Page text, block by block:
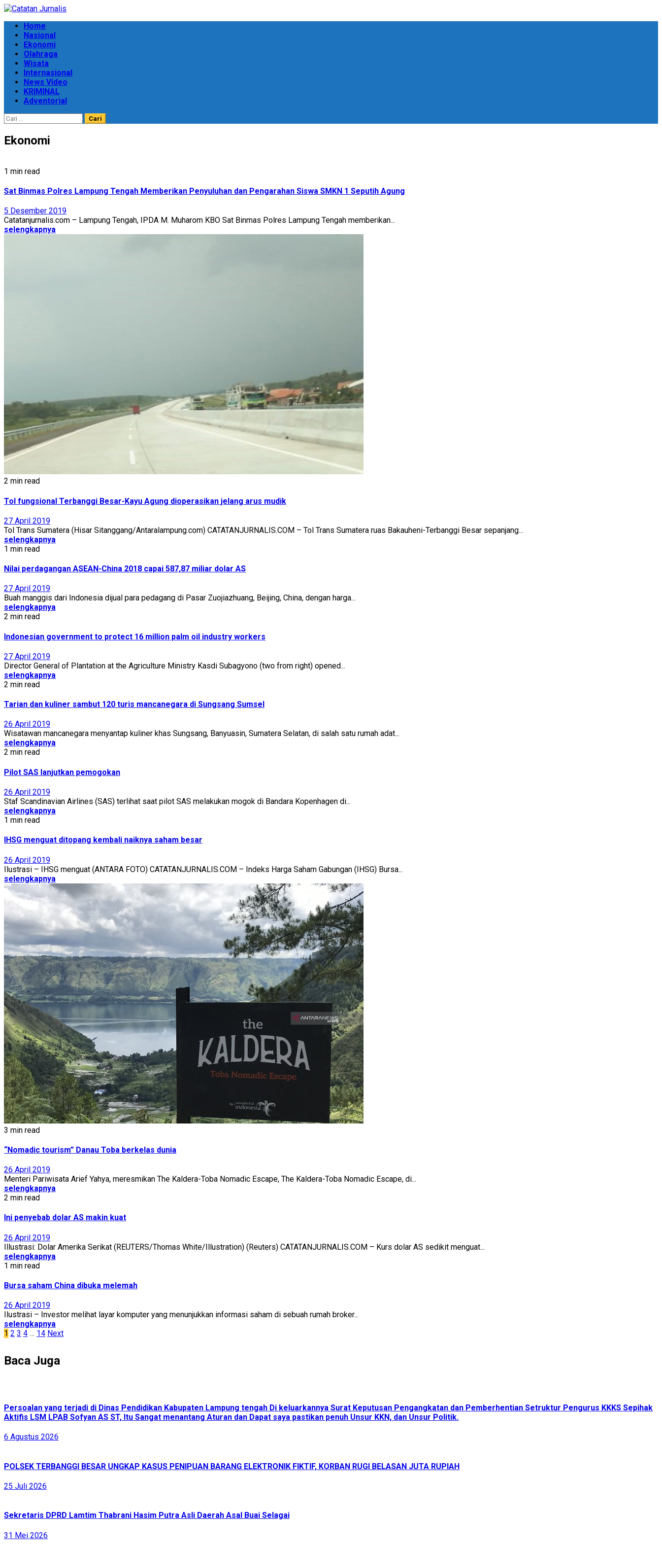
Skip
content
Primary
Menu
Home
Nasional
Ekonomi
Olahraga
Wisata
Internasional
News Video
KRIMINAL
Adventorial
Cari
untuk:
Ekonomi
1 min read
Sat Binmas Polres Lampung Tengah Memberikan Penyuluhan dan Pengarahan Siswa SMKN 1 Seputih Agung
5 Desember 2019
Catatanjurnalis.com – Lampung Tengah, IPDA M. Muharom KBO Sat Binmas Polres Lampung Tengah memberikan...
selengkapnya
2 min read
Tol fungsional Terbanggi Besar-Kayu Agung dioperasikan jelang arus mudik
27 April 2019
Tol Trans Sumatera (Hisar Sitanggang/Antaralampung.com) CATATANJURNALIS.COM – Tol Trans Sumatera ruas Bakauheni-Terbanggi Besar sepanjang...
selengkapnya
1 min read
Nilai perdagangan ASEAN-China 2018 capai 587,87 miliar dolar AS
27 April 2019
Buah manggis dari Indonesia dijual para pedagang di Pasar Zuojiazhuang, Beijing, China, dengan harga...
selengkapnya
2 min read
Indonesian government to protect 16 million palm oil industry workers
27 April 2019
Director General of Plantation at the Agriculture Ministry Kasdi Subagyono (two from right) opened...
selengkapnya
2 min read
Tarian dan kuliner sambut 120 turis mancanegara di Sungsang Sumsel
26 April 2019
Wisatawan mancanegara menyantap kuliner khas Sungsang, Banyuasin, Sumatera Selatan, di salah satu rumah adat...
selengkapnya
2 min read
Pilot SAS lanjutkan pemogokan
26 April 2019
Staf Scandinavian Airlines (SAS) terlihat saat pilot SAS melakukan mogok di Bandara Kopenhagen di...
selengkapnya
1 min read
IHSG menguat ditopang kembali naiknya saham besar
26 April 2019
Ilustrasi – IHSG menguat (ANTARA FOTO) CATATANJURNALIS.COM – Indeks Harga Saham Gabungan (IHSG) Bursa...
selengkapnya
3 min read
“Nomadic tourism” Danau Toba berkelas dunia
26 April 2019
Menteri Pariwisata Arief Yahya, meresmikan The Kaldera-Toba Nomadic Escape, The Kaldera-Toba Nomadic Escape, di...
selengkapnya
2 min read
Ini penyebab dolar AS makin kuat
26 April 2019
Illustrasi: Dolar Amerika Serikat (REUTERS/Thomas White/Illustration) (Reuters) CATATANJURNALIS.COM – Kurs dolar AS sedikit menguat...
selengkapnya
1 min read
Bursa saham China dibuka melemah
26 April 2019
Ilustrasi – Investor melihat layar komputer yang menunjukkan informasi saham di sebuah rumah broker...
selengkapnya
Navigasi
1 2 3 4 … 14 Next
Baca Juga
Persoalan yang terjadi di Dinas Pendidikan Kabupaten Lampung tengah Di keluarkannya Surat Keputusan Pengangkatan dan Pemberhentian Setruktur Pengurus KKKS Sepihak
Aktifis LSM LPAB Sofyan AS ST, Itu Sangat menantang Aturan dan Dapat saya pastikan penuh Unsur KKN, dan Unsur Politik.
6 Agustus 2026
POLSEK TERBANGGI BESAR UNGKAP KASUS PENIPUAN BARANG ELEKTRONIK FIKTIF, KORBAN RUGI BELASAN JUTA RUPIAH
25 Juli 2026
Sekretaris DPRD Lamtim Thabrani Hasim Putra Asli Daerah Asal Buai Selagai
31 Mei 2026